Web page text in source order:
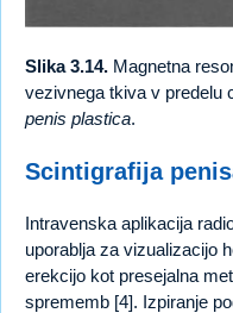
Slika 3.14. Magnetna
vezivnega tkiva v predelu
penis plastica.
Scintigrafija
Intravenska aplikacija
uporablja za vizualizacijo
erekcijo kot presejalna
sprememb [4]. Izpiranje